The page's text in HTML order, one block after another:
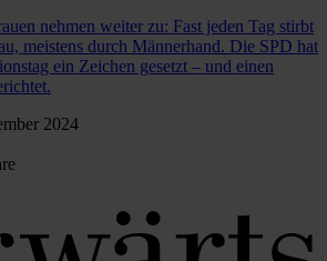
nehmen weiter zu: Fast jeden Tag stirbt
meistens durch Männerhand. Die SPD hat
ein Zeichen gesetzt – und einen
2024